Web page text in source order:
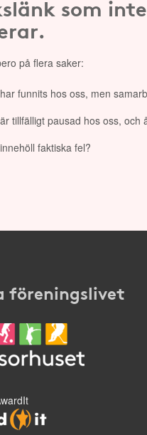
som
på flera saker:
funnits hos oss, men
tillfälligt pausad hos oss, och
faktiska fel?
föreningslivet